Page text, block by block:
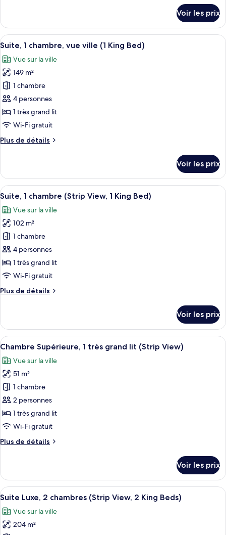
très
grand
lit,
vue
ville
le
type
de
Chambre
Supérieure,
très
grand
lit,
vue
ville
Voir les prix
Afficher
toutes
les
photos
pour
ce
type
de
chambre :
Suite,
vue
ville
(1
King
Bed)
Une chambre d’hôtel moderne
2
Suite, 1 chambre, vue ville (1 King Bed)
Vue sur la ville
149 m²
1 chambre
4 personnes
1 très grand lit
Wi-Fi gratuit
Plus de détails
Plus
le
type
de
Suite,
chambre,
vue
ville
(1
King
Bed)
Voir les prix
Afficher
toutes
les
photos
pour
ce
type
de
chambre :
Suite,
(Strip
View,
1
King
Bed)
Un salon moderne avec un canapé,
2
Suite, 1 chambre (Strip View, 1 King Bed)
Vue sur la ville
102 m²
1 chambre
4 personnes
1 très grand lit
Wi-Fi gratuit
Plus de détails
Plus
le
type
de
Suite,
chambre
(Strip
View,
King
Bed)
Voir les prix
Afficher
toutes
les
photos
pour
ce
type
de
chambre :
Chambre
très
grand
lit
(Strip
View)
Une chambre d’hôtel moderne
6
Chambre Supérieure, 1 très grand lit (Strip View)
Vue sur la ville
51 m²
1 chambre
2 personnes
1 très grand lit
Wi-Fi gratuit
Plus de détails
Plus
le
type
de
Chambre
Supérieure,
Voir les prix
Afficher
toutes
les
photos
Une salle de bain moderne avec
1
Suite Luxe, 2 chambres (Strip View, 2 King Beds)
Vue sur la ville
204 m²